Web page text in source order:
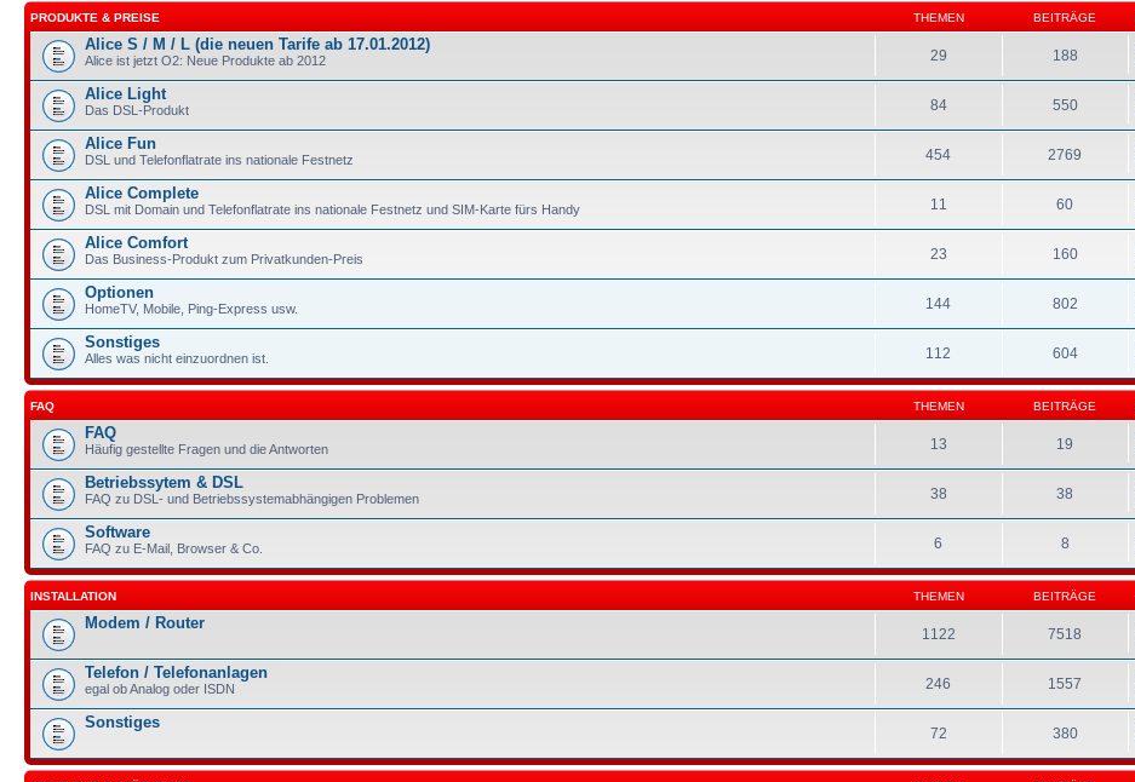
PRODUKTE & PREISE THEMEN BEITRÄGE
Alice S / M / L (die neuen Tarife ab 17.01.2012)
Alice ist jetzt O2: Neue Produkte ab 2012 29 188
Alice Light
Das DSL-Produkt 84 550
Alice Fun
DSL und Telefonflatrate ins nationale Festnetz 454 2769
Alice Complete
DSL mit Domain und Telefonflatrate ins nationale Festnetz und SIM-Karte fürs Handy 11 60
Alice Comfort
Das Business-Produkt zum Privatkunden-Preis 23 160
Optionen
HomeTV, Mobile, Ping-Express usw. 144 802
Sonstiges
Alles was nicht einzuordnen ist. 112 604
FAQ THEMEN BEITRÄGE
FAQ
Häufig gestellte Fragen und die Antworten 13 19
Betriebssytem & DSL
FAQ zu DSL- und Betriebssystemabhängigen Problemen 38 38
Software
FAQ zu E-Mail, Browser & Co. 6 8
INSTALLATION THEMEN BEITRÄGE
Modem / Router
1122 7518
Telefon / Telefonanlagen
egal ob Analog oder ISDN 246 1557
Sonstiges
72 380